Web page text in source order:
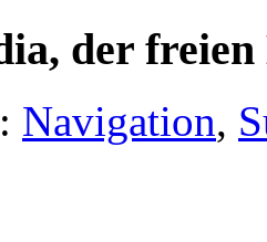
der
Navigation,